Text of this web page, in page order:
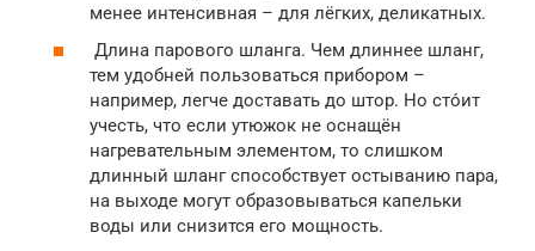
менее интенсивная – для лёгких, деликатных.
Длина парового шланга. Чем длиннее шланг,
тем удобней пользоваться прибором –
например, легче доставать до штор. Но сто́ит
учесть, что если утюжок не оснащён
нагревательным элементом, то слишком
длинный шланг способствует остыванию пара,
на выходе могут образовываться капельки
воды или снизится его мощность.